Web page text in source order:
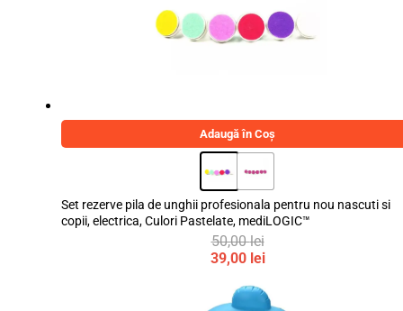
Adaugă în Coș
Set rezerve pila de unghii profesionala pentru nou nascuti si
copii, electrica, Culori Pastelate, mediLOGIC™
50,00lei
Prețul
a
39,00 lei
curent